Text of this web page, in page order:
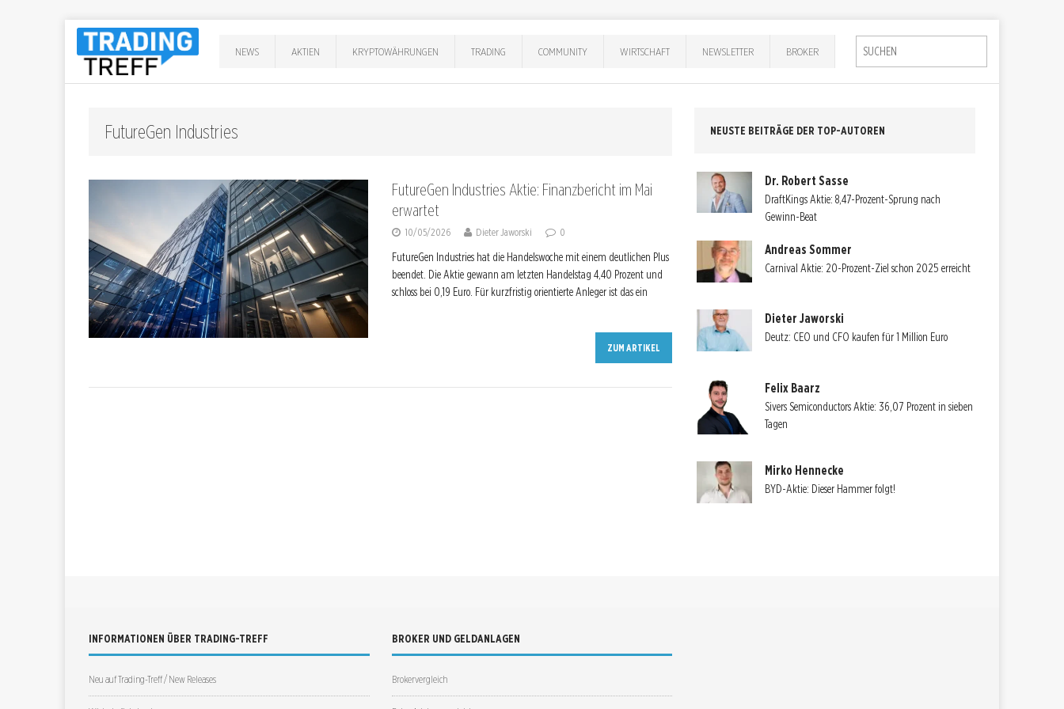
NEWS AKTIEN KRYPTOWÄHRUNGEN TRADING COMMUNITY WIRTSCHAFT NEWSLETTER BROKER
FutureGen Industries
FutureGen Industries Aktie: Finanzbericht im Mai
erwartet
10/05/2026 Dieter Jaworski 0
FutureGen Industries hat die Handelswoche mit einem deutlichen Plus
beendet. Die Aktie gewann am letzten Handelstag 4,40 Prozent und
schloss bei 0,19 Euro. Für kurzfristig orientierte Anleger ist das ein
ZUM ARTIKEL
NEUSTE BEITRÄGE DER TOP-AUTOREN
Dr. Robert Sasse
DraftKings Aktie: 8,47-Prozent-Sprung nach
Gewinn-Beat
Andreas Sommer
Carnival Aktie: 20-Prozent-Ziel schon 2025 erreicht
Dieter Jaworski
Deutz: CEO und CFO kaufen für 1 Million Euro
Felix Baarz
Sivers Semiconductors Aktie: 36,07 Prozent in sieben
Tagen
Mirko Hennecke
BYD-Aktie: Dieser Hammer folgt!
INFORMATIONEN ÜBER TRADING-TREFF
Neu auf Trading-Treff / New Releases
BROKER UND GELDANLAGEN
Brokervergleich